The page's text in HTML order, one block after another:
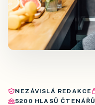
NEZÁVISLÁ REDAKCE
5200 HLASŮ ČTENÁŘŮ